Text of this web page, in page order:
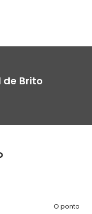
de Brito
O ponto